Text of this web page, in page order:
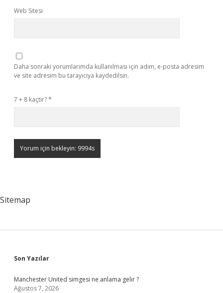
Web Sitesi
Daha sonraki yorumlarımda kullanılması için adım, e-posta adresim
ve site adresim bu tarayıcıya kaydedilsin.
7 + 8 kaçtır?*
Sitemap
Sidebar
Son Yazılar
Manchester United simgesi ne anlama gelir ?
Ağustos 7, 2026